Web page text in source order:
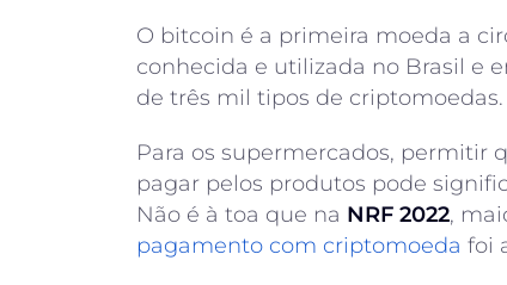
O bitcoin é a primeira moeda a
conhecida e utilizada no Brasil e
de três mil tipos de criptomoedas.
Para os supermercados, permitir
pagar pelos produtos pode
Não é à toa que na NRF 2022,
pagamento com criptomoeda foi